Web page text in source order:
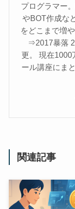
プログラマー
やBOT作成な
をどこまで増
⇒2017暴落
更。 現在1000
ール講座にま
関連記事